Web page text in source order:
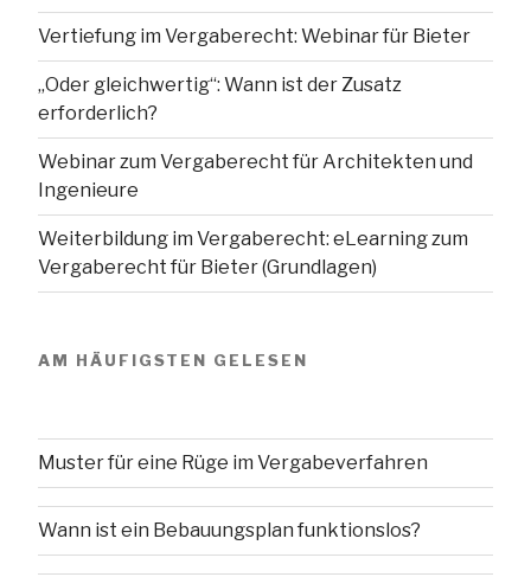
Vertiefung im Vergaberecht: Webinar für Bieter
„Oder gleichwertig“: Wann ist der Zusatz
erforderlich?
Webinar zum Vergaberecht für Architekten und
Ingenieure
Weiterbildung im Vergaberecht: eLearning zum
Vergaberecht für Bieter (Grundlagen)
AM HÄUFIGSTEN GELESEN
Muster für eine Rüge im Vergabeverfahren
Wann ist ein Bebauungsplan funktionslos?